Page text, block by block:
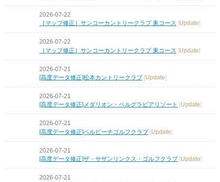
2026-07-22
［マップ修正］サンコーカントリークラブ 東コース [Update]
2026-07-22
［マップ修正］サンコーカントリークラブ 東コース [Update]
2026-07-21
[高度データ修正]松本カントリークラブ [Update]
2026-07-21
[高度データ修正]メダリオン・ベルグラビアリゾート
Update
2026-07-21
[高度データ修正]ベルビーチゴルフクラブ [Update]
2026-07-21
[高度データ修正]ザ・サザンリンクス・ゴルフクラブ
Update
2026-07-21